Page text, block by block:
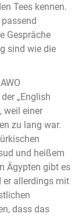
Tees kennen.
Gespräche
sind wie die
„English
weil einer
zu lang war.
und heißem
Ägypten gibt es
er allerdings mit
dass das